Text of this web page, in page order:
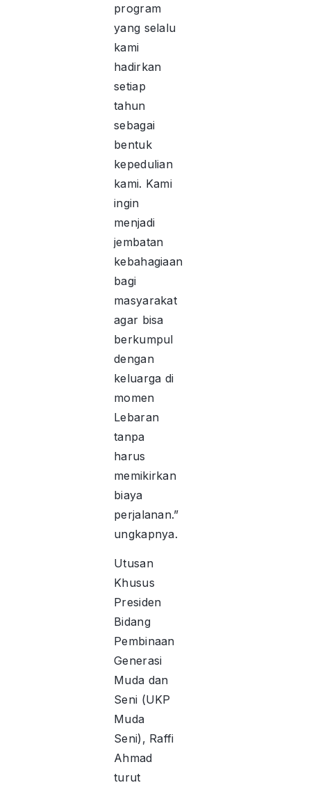
program
yang selalu
kami
hadirkan
setiap
tahun
sebagai
bentuk
kepedulian
kami. Kami
ingin
menjadi
jembatan
kebahagiaan
bagi
masyarakat
agar bisa
berkumpul
dengan
keluarga di
momen
Lebaran
tanpa
harus
memikirkan
biaya
perjalanan.”
ungkapnya.
Utusan
Khusus
Presiden
Bidang
Pembinaan
Generasi
Muda dan
Seni (UKP
Muda
Seni), Raffi
Ahmad
turut